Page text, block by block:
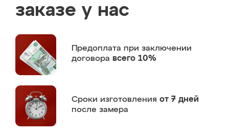
заказе у нас
Предоплата при заключении
договора всего 10%
Сроки изготовления от 7 дней
после замера